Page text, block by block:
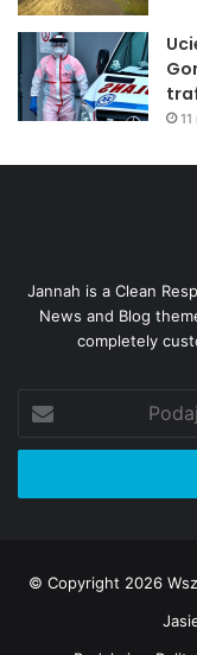
Jannah is a Clean
News and Blog
completely
swój
adres
© Copyright 2026